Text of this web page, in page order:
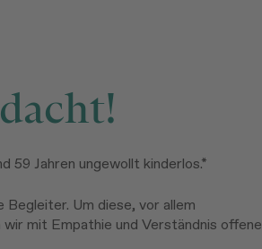
59 Jahren ungewollt kinderlos.*
Um diese, vor allem
mit Empathie und Verständnis offene